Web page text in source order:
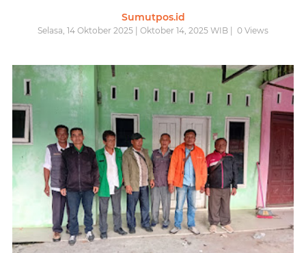
Sumutpos.id
Selasa, 14 Oktober 2025 | Oktober 14, 2025 WIB | 0 Views